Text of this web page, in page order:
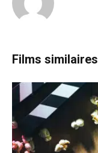
Films similaires